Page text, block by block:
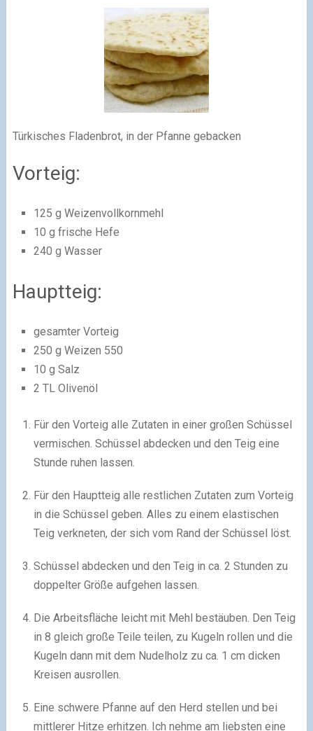
Türkisches Fladenbrot, in der Pfanne gebacken
Vorteig:
125 g Weizenvollkornmehl
10 g frische Hefe
240 g Wasser
Hauptteig:
gesamter Vorteig
250 g Weizen 550
10 g Salz
2 TL Olivenöl
Für den Vorteig alle Zutaten in einer großen Schüssel
vermischen. Schüssel abdecken und den Teig eine
Stunde ruhen lassen.
Für den Hauptteig alle restlichen Zutaten zum Vorteig
in die Schüssel geben. Alles zu einem elastischen
Teig verkneten, der sich vom Rand der Schüssel löst.
Schüssel abdecken und den Teig in ca. 2 Stunden zu
doppelter Größe aufgehen lassen.
Die Arbeitsfläche leicht mit Mehl bestäuben. Den Teig
in 8 gleich große Teile teilen, zu Kugeln rollen und die
Kugeln dann mit dem Nudelholz zu ca. 1 cm dicken
Kreisen ausrollen.
Eine schwere Pfanne auf den Herd stellen und bei
mittlerer Hitze erhitzen. Ich nehme am liebsten eine